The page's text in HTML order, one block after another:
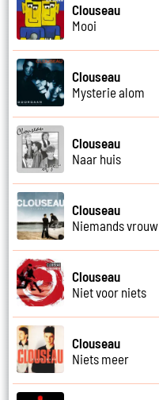
Clouseau
Mooi
Clouseau
Mysterie alom
Clouseau
Naar huis
Clouseau
Niemands vrouw
Clouseau
Niet voor niets
Clouseau
Niets meer